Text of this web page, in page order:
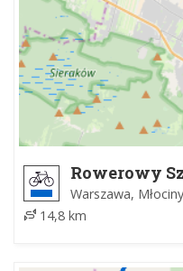
Rowerowy
Warszawa,
14,8 km